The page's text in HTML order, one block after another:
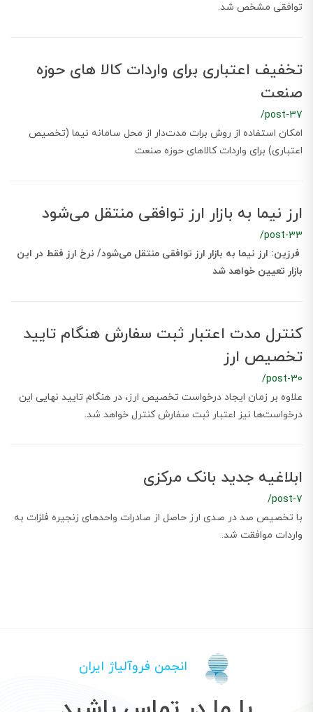
توافقی مشخص شد.
تخفیف اعتباری برای واردات کالا های حوزه
صنعت
/post-37
امکان استفاده از روش برات مدت‌دار از محل سامانه نیما (تخصیص
اعتباری) برای واردات کالاهای حوزه صنعت
ارز نیما به بازار ارز توافقی منتقل می‌شود
/post-33
فرزین: ارز نیما به بازار ارز توافقی منتقل می‌شود/ نرخ ارز فقط در این
بازار تعیین خواهد شد
کنترل مدت اعتبار ثبت سفارش هنگام تایید
تخصیص ارز
/post-30
علاوه بر زمان ایجاد درخواست‌ تخصیص ارز، در هنگام تایید نهایی این
درخواست‌ها نیز اعتبار ثبت سفارش کنترل خواهد شد.
ابلاغیه جدید بانک مرکزی
/post-7
با تخصیص صد در صدی ارز حاصل از صادرات واحدهای زنجیره فلزات به
واردات موافقت شد.
انجمن فروآلیاژ ایران